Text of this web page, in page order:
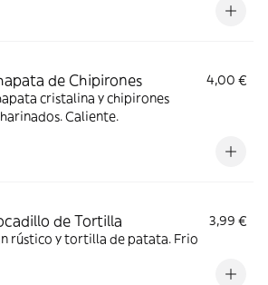
de Chipirones
4,00 €
cristalina y chipirones
Caliente.
de Tortilla
3,99 €
rústico y tortilla de patata. Frio